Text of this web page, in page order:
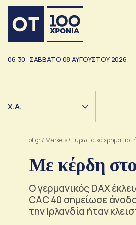
06:30 ΣΑΒΒΑΤΟ 08 ΑΥΓΟΥΣΤΟΥ 2026
Χ.Α.
ot.gr/ Markets/Ευρωπαϊκά
Με κέρδη στο
Ο γερμανικός DAX
CAC 40 σημείωσε
την Ιρλανδία ήταν